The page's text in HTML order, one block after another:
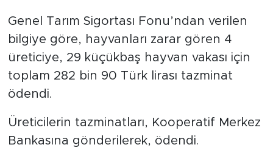
Genel Tarım Sigortası Fonu’ndan verilen
bilgiye göre, hayvanları zarar gören 4
üreticiye, 29 küçükbaş hayvan vakası için
toplam 282 bin 90 Türk lirası tazminat
ödendi.
Üreticilerin tazminatları, Kooperatif Merkez
Bankasına gönderilerek, ödendi.